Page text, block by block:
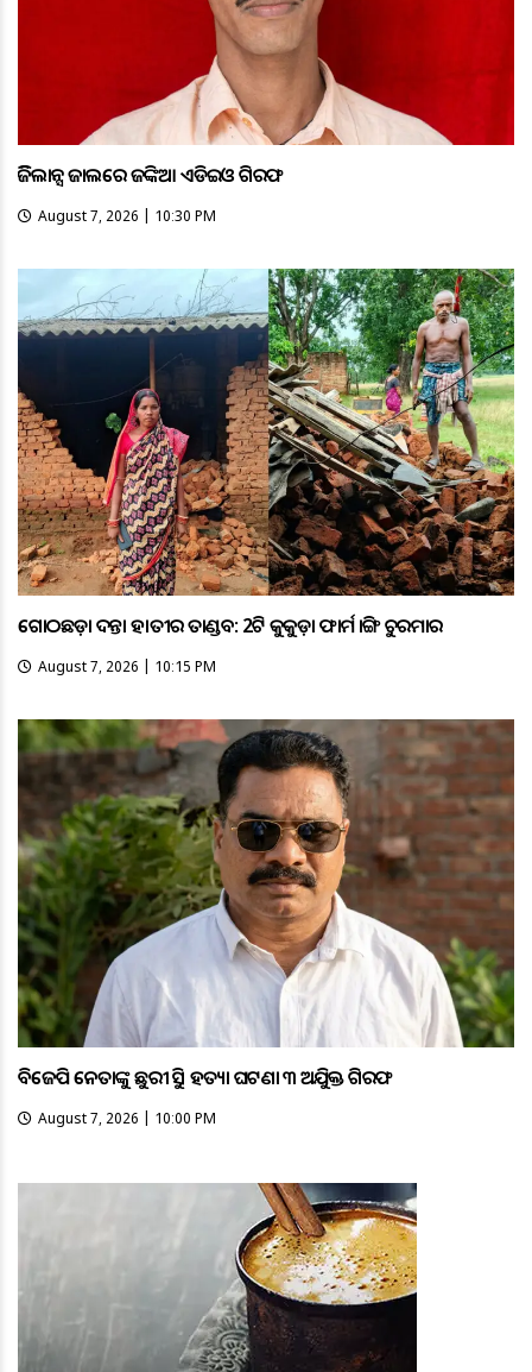
ଭିଜିଲାନ୍ସ ଜାଲରେ ଜଙ୍କିଆ ଏଡିଇଓ ଗିରଫ
August 7, 2026 | 10:30 PM
ଗୋଠଛଡ଼ା ଦନ୍ତା ହାତୀର ତାଣ୍ଡବ: 2ଟି କୁକୁଡ଼ା ଫାର୍ମ ଭାଙ୍ଗି ଚୁରମାର
August 7, 2026 | 10:15 PM
ବିଜେପି ନେତାଙ୍କୁ ଛୁରୀ ଭୁସି ହତ୍ୟା ଘଟଣା ୩ ଅଭିଯୁକ୍ତ ଗିରଫ
August 7, 2026 | 10:00 PM